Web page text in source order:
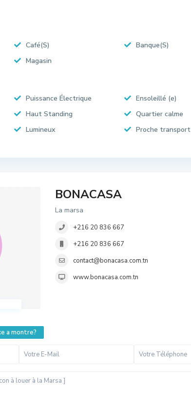
Café(S)
Banque(S)
Magasin
Puissance Électrique
Ensoleillé (e)
Haut Standing
Quartier calme
Lumineux Proche transport
BONACASA
La marsa
+216 20 836 667
+216 20 836 667
contact@bonacasa.com.tn
www.bonacasa.com.tn
a montre?